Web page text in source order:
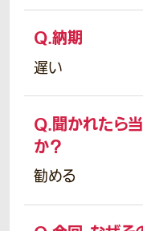
Q.納期
遅い
Q.聞かれたら
か？
勧める